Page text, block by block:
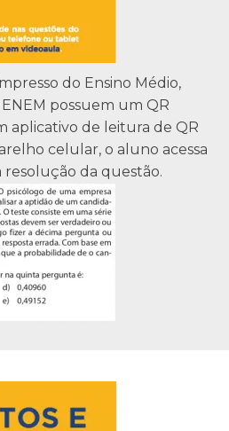
do Ensino Médio,
possuem um QR
aplicativo de leitura de QR
celular, o aluno acessa
da questão.